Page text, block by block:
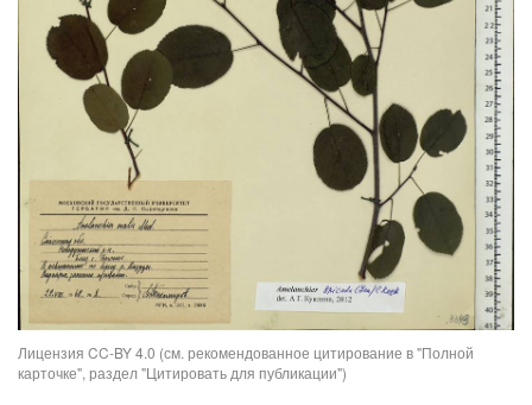
Лицензия CC-BY 4.0 (см. рекомендованное цитирование в "Полной
карточке", раздел "Цитировать для публикации")